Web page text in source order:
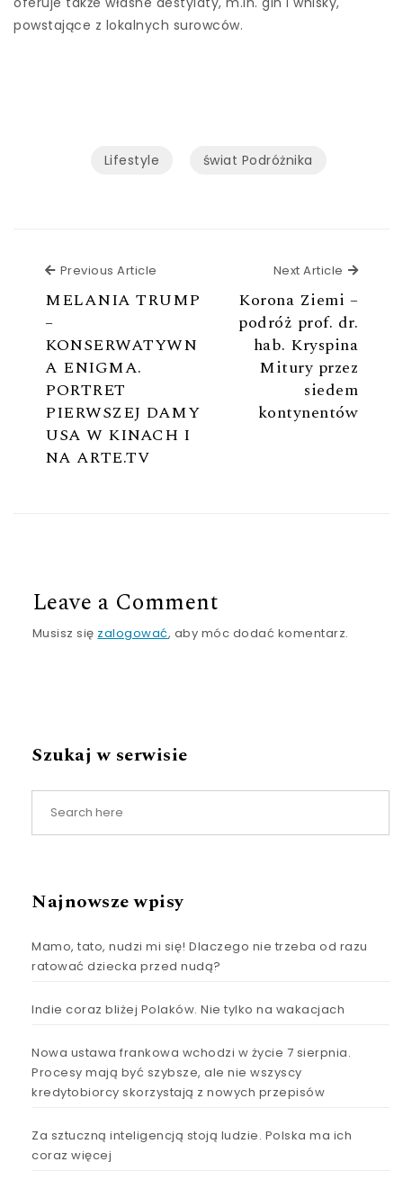
powstające z lokalnych surowców.
Lifestyle świat Podróżnika
Previous Article
MELANIA TRUMP
–
KONSERWATYWN
A ENIGMA.
PORTRET
PIERWSZEJ DAMY
USA W KINACH I
NA ARTE.TV
Next Article Next
Korona Ziemi –
podróż prof. dr.
hab. Kryspina
Mitury przez
siedem
kontynentów
Leave a Comment
Musisz się zalogować, aby móc dodać komentarz.
Szukaj w serwisie
Najnowsze wpisy
Mamo, tato, nudzi mi się! Dlaczego nie trzeba od razu
ratować dziecka przed nudą?
Indie coraz bliżej Polaków. Nie tylko na wakacjach
Nowa ustawa frankowa wchodzi w życie 7 sierpnia.
Procesy mają być szybsze, ale nie wszyscy
kredytobiorcy skorzystają z nowych przepisów
Za sztuczną inteligencją stoją ludzie. Polska ma ich
coraz więcej